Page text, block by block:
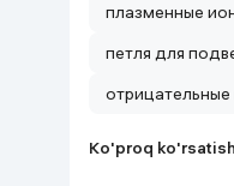
плазменные
петля для
Ko'proq ko'rsatish